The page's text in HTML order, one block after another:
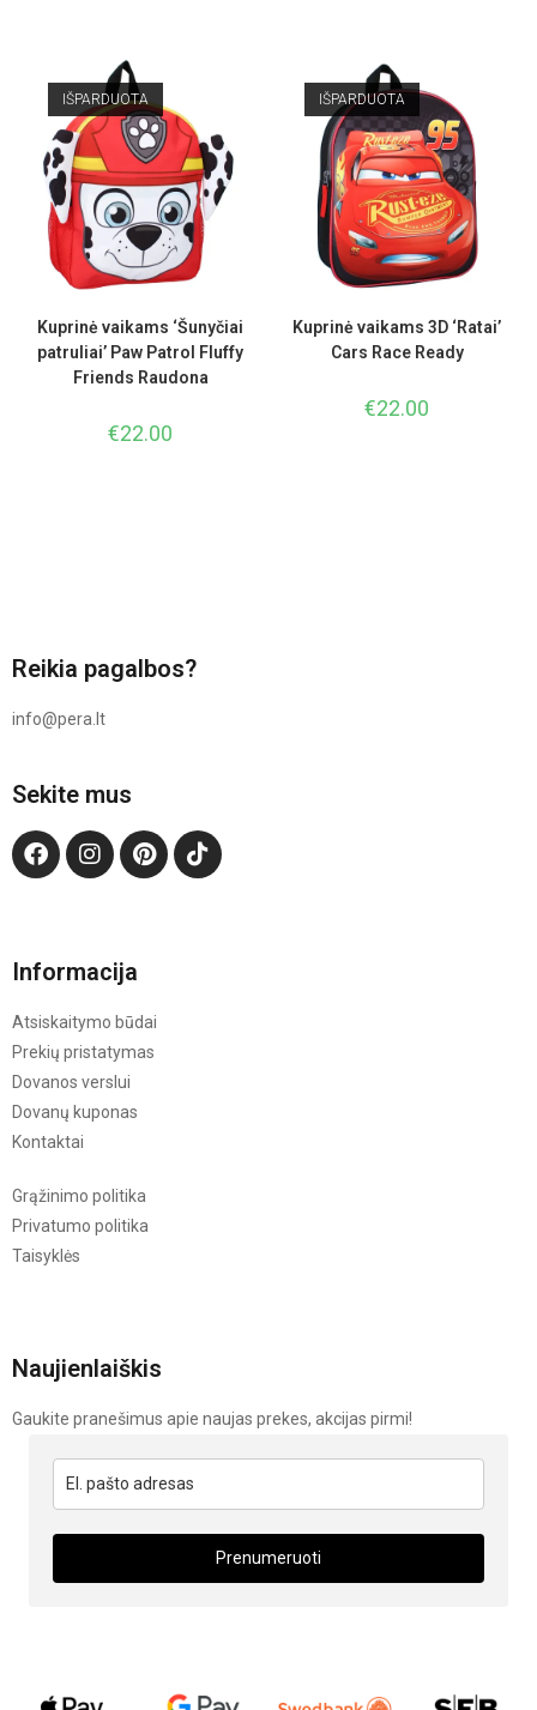
IŠPARDUOTA
Kuprinė vaikams ‘Šunyčiai
patruliai’ Paw Patrol Fluffy
Friends Raudona
€22.00
IŠPARDUOTA
Kuprinė vaikams 3D ‘Ratai’
Cars Race Ready
€22.00
Reikia pagalbos?
info@pera.lt
Sekite mus
Informacija
Atsiskaitymo būdai
Prekių pristatymas
Dovanos verslui
Dovanų kuponas
Kontaktai
Grąžinimo politika
Privatumo politika
Taisyklės
Naujienlaiškis
Gaukite pranešimus apie naujas prekes, akcijas pirmi!
Prenumeruoti